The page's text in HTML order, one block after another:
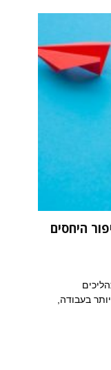
היחסים
בעבודה,